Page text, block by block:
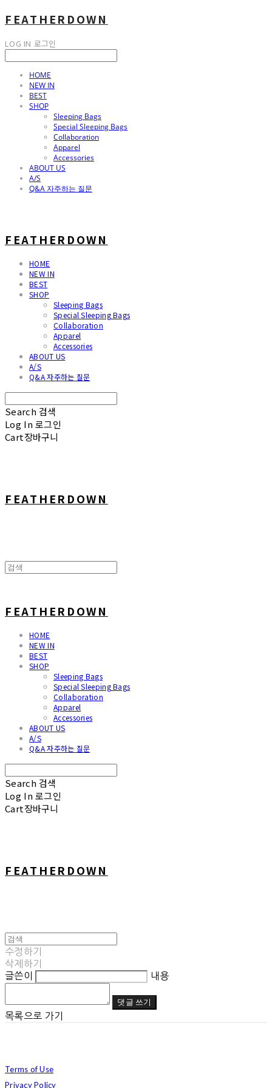
FEATHERDOWN
LOG IN 로그인
HOME
NEW IN
BEST
SHOP
Sleeping Bags
Special Sleeping Bags
Collaboration
Apparel
Accessories
ABOUT US
A/S
Q&A 자주하는 질문
FEATHERDOWN
HOME
NEW IN
BEST
SHOP
Sleeping Bags
Special Sleeping Bags
Collaboration
Apparel
Accessories
ABOUT US
A/S
Q&A 자주하는 질문
Search 검색
Log In 로그인
Cart장바구니
FEATHERDOWN
FEATHERDOWN
HOME
NEW IN
BEST
SHOP
Sleeping Bags
Special Sleeping Bags
Collaboration
Apparel
Accessories
ABOUT US
A/S
Q&A 자주하는 질문
Search 검색
Log In 로그인
Cart장바구니
FEATHERDOWN
수정하기
삭제하기
글쓴이
내용
댓글 쓰기
목록으로 가기
Terms of Use
Privacy Policy